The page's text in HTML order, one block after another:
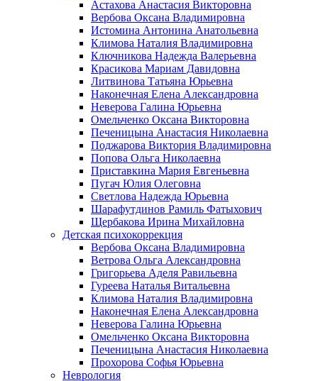
Астахова Анастасия Викторовна
Вербова Оксана Владимировна
Истомина Антонина Анатольевна
Климова Наталия Владимировна
Ключникова Надежда Валерьевна
Красикова Мариам Давидовна
Литвинова Татьяна Юрьевна
Наконечная Елена Александровна
Неверова Галина Юрьевна
Омельченко Оксана Викторовна
Печеницына Анастасия Николаевна
Поджарова Виктория Владимировна
Попова Ольга Николаевна
Приставкина Мария Евгеньевна
Пугач Юлия Олеговна
Светлова Надежда Юрьевна
Шарафутдинов Рамиль Фатыхович
Щербакова Ирина Михайловна
Детская психокоррекция
Вербова Оксана Владимировна
Ветрова Ольга Александровна
Григорьева Аделя Равильевна
Гуреева Наталья Витальевна
Климова Наталия Владимировна
Наконечная Елена Александровна
Неверова Галина Юрьевна
Омельченко Оксана Викторовна
Печеницына Анастасия Николаевна
Прохорова Софья Юрьевна
Неврология